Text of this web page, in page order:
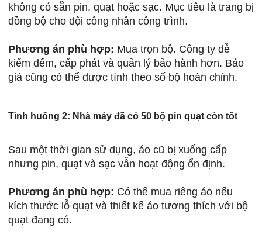
không có sẵn pin, quạt hoặc sạc. Mục tiêu là trang bị
đồng bộ cho đội công nhân công trình.
Phương án phù hợp: Mua trọn bộ. Công ty dễ
kiểm đếm, cấp phát và quản lý bảo hành hơn. Báo
giá cũng có thể được tính theo số bộ hoàn chỉnh.
Tình huống 2: Nhà máy đã có 50 bộ pin quạt còn tốt
Sau một thời gian sử dụng, áo cũ bị xuống cấp
nhưng pin, quạt và sạc vẫn hoạt động ổn định.
Phương án phù hợp: Có thể mua riêng áo nếu
kích thước lỗ quạt và thiết kế áo tương thích với bộ
quạt đang có.